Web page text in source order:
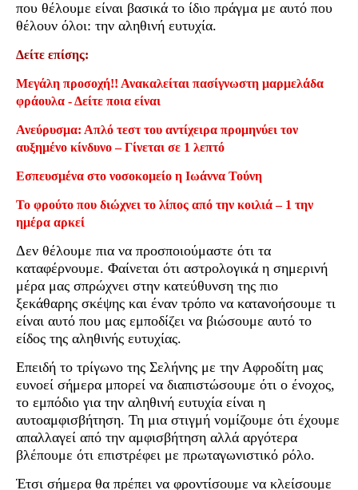
που θέλουμε είναι βασικά το ίδιο πράγμα με αυτό που
θέλουν όλοι: την αληθινή ευτυχία.
Δείτε επίσης:
Μεγάλη προσοχή!! Ανακαλείται πασίγνωστη μαρμελάδα
φράουλα - Δείτε ποια είναι
Ανεύρυσμα: Απλό τεστ του αντίχειρα προμηνύει τον
αυξημένο κίνδυνο – Γίνεται σε 1 λεπτό
Εσπευσμένα στο νοσοκομείο η Ιωάννα Τούνη
Το φρούτο που διώχνει το λίπος από την κοιλιά – 1 την
ημέρα αρκεί
Δεν θέλουμε πια να προσποιούμαστε ότι τα
καταφέρνουμε. Φαίνεται ότι αστρολογικά η σημερινή
μέρα μας σπρώχνει στην κατεύθυνση της πιο
ξεκάθαρης σκέψης και έναν τρόπο να κατανοήσουμε τι
είναι αυτό που μας εμποδίζει να βιώσουμε αυτό το
είδος της αληθινής ευτυχίας.
Επειδή το τρίγωνο της Σελήνης με την Αφροδίτη μας
ευνοεί σήμερα μπορεί να διαπιστώσουμε ότι ο ένοχος,
το εμπόδιο για την αληθινή ευτυχία είναι η
αυτοαμφισβήτηση. Τη μια στιγμή νομίζουμε ότι έχουμε
απαλλαγεί από την αμφισβήτηση αλλά αργότερα
βλέπουμε ότι επιστρέφει με πρωταγωνιστικό ρόλο.
Έτσι σήμερα θα πρέπει να φροντίσουμε να κλείσουμε